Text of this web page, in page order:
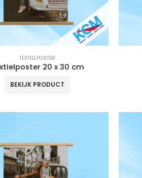
TEXTIELPOSTER
20 x 30 cm
BEKIJK PRODUCT